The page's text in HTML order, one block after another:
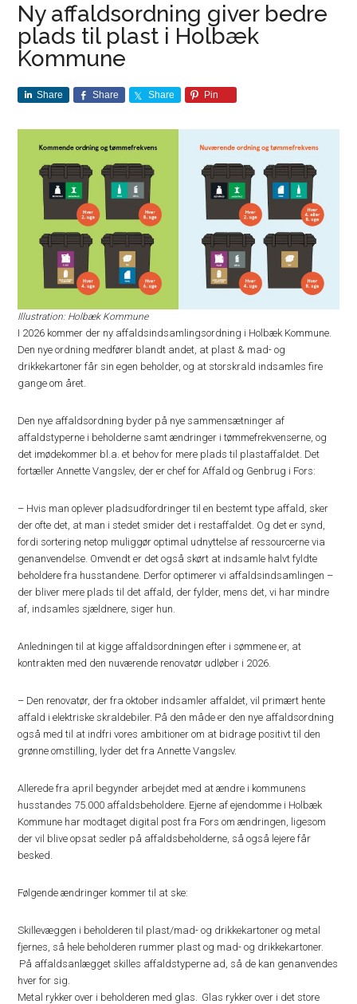
Ny affaldsordning giver bedre
plads til plast i Holbæk
Kommune
Share Share Share Pin
Illustration: Holbæk Kommune
I 2026 kommer der ny affaldsindsamlingsordning i Holbæk Kommune.
Den nye ordning medfører blandt andet, at plast & mad- og
drikkekartoner får sin egen beholder, og at storskrald indsamles fire
gange om året.
Den nye affaldsordning byder på nye sammensætninger af
affaldstyperne i beholderne samt ændringer i tømmefrekvenserne, og
det imødekommer bl.a. et behov for mere plads til plastaffaldet. Det
fortæller Annette Vangslev, der er chef for Affald og Genbrug i Fors:
– Hvis man oplever pladsudfordringer til en bestemt type affald, sker
der ofte det, at man i stedet smider det i restaffaldet. Og det er synd,
fordi sortering netop muliggør optimal udnyttelse af ressourcerne via
genanvendelse. Omvendt er det også skørt at indsamle halvt fyldte
beholdere fra husstandene. Derfor optimerer vi affaldsindsamlingen –
der bliver mere plads til det affald, der fylder, mens det, vi har mindre
af, indsamles sjældnere, siger hun.
Anledningen til at kigge affaldsordningen efter i sømmene er, at
kontrakten med den nuværende renovatør udløber i 2026.
– Den renovatør, der fra oktober indsamler affaldet, vil primært hente
affald i elektriske skraldebiler. På den måde er den nye affaldsordning
også med til at indfri vores ambitioner om at bidrage positivt til den
grønne omstilling, lyder det fra Annette Vangslev.
Allerede fra april begynder arbejdet med at ændre i kommunens
husstandes 75.000 affaldsbeholdere. Ejerne af ejendomme i Holbæk
Kommune har modtaget digital post fra Fors om ændringen, ligesom
der vil blive opsat sedler på affaldsbeholderne, så også lejere får
besked.
Følgende ændringer kommer til at ske:
Skillevæggen i beholderen til plast/mad- og drikkekartoner og metal
fjernes, så hele beholderen rummer plast og mad- og drikkekartoner.
På affaldsanlægget skilles affaldstyperne ad, så de kan genanvendes
hver for sig.
Metal rykker over i beholderen med glas. Glas rykker over i det store